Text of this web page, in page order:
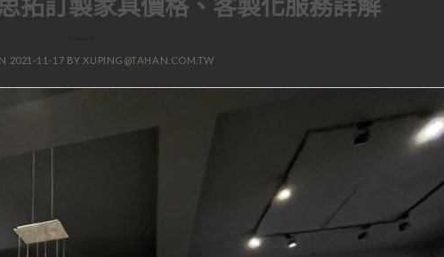
拓訂製家具價格、客製化服務詳解
2021-11-17 BYXUPING@TAHAN.COM.TW